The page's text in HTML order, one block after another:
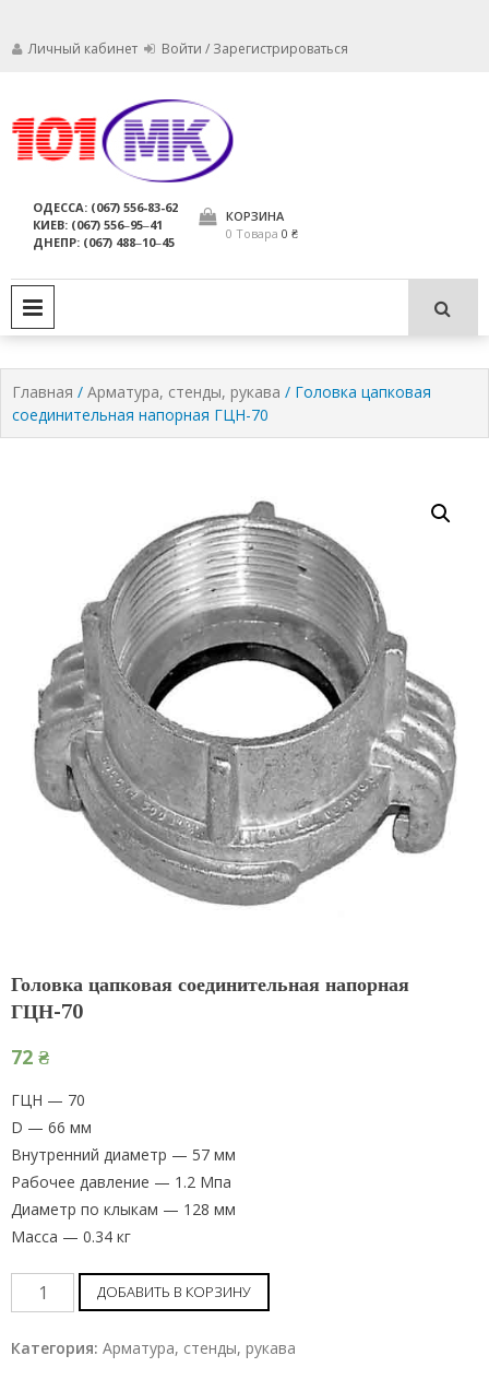
Личный кабинет Войти / Зарегистрироваться
компания МАРКО
пригодны для использования по
назначению.
ОДЕССА: (067) 556-83-62
КИЕВ: (067) 556‒95‒41
ДНЕПР: (067) 488‒10‒45
КОРЗИНА
0 Товара 0 ₴
Главная / Арматура, стенды, рукава / Головка цапковая
соединительная напорная ГЦН-70
Головка цапковая соединительная напорная
ГЦН-70
72 ₴
ГЦН — 70
D — 66 мм
Внутренний диаметр — 57 мм
Рабочее давление — 1.2 Мпа
Диаметр по клыкам — 128 мм
Масса — 0.34 кг
Головка
цапковая
соединительная
ДОБАВИТЬ В КОРЗИНУ
Категория: Арматура, стенды, рукава